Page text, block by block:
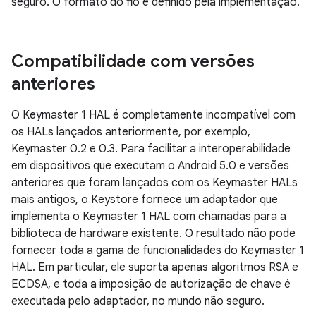
Compatibilidade com versões
anteriores
O Keymaster 1 HAL é completamente incompatível com
os HALs lançados anteriormente, por exemplo,
Keymaster 0.2 e 0.3. Para facilitar a interoperabilidade
em dispositivos que executam o Android 5.0 e versões
anteriores que foram lançados com os Keymaster HALs
mais antigos, o Keystore fornece um adaptador que
implementa o Keymaster 1 HAL com chamadas para a
biblioteca de hardware existente. O resultado não pode
fornecer toda a gama de funcionalidades do Keymaster 1
HAL. Em particular, ele suporta apenas algoritmos RSA e
ECDSA, e toda a imposição de autorização de chave é
executada pelo adaptador, no mundo não seguro.